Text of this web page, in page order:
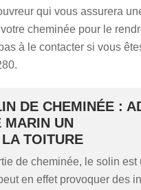
qui vous assurera
cheminée pour le
à le contacter si vous
DE CHEMINÉE :
MARIN UN
TOITURE
de cheminée, le solin est
en effet provoquer des